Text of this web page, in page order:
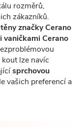
rozměrů,
zákazníků.
značky Cerano
vaničkami Cerano
lze navíc
sprchovou
vašich preferencí a